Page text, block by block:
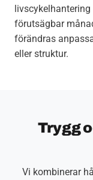
förutsägbar
förändras
eller struktur.
Trygg
Vi kombinerar